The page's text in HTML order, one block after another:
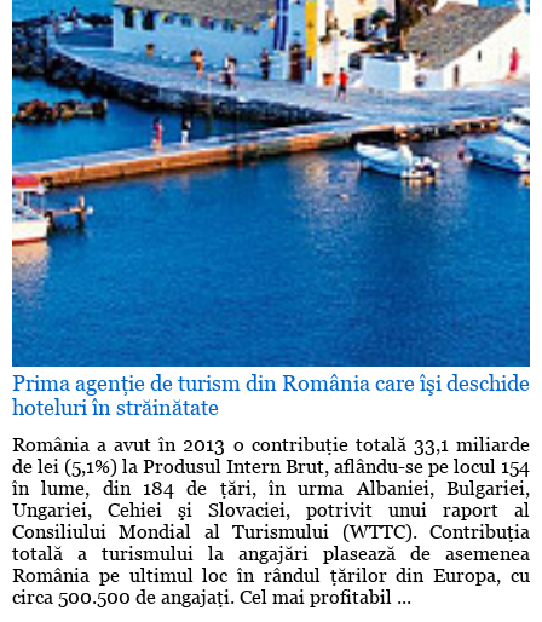
Prima agenţie de turism din România care îşi deschide
hoteluri în străinătate
România a avut în 2013 o contribuţie totală 33,1 miliarde
de lei (5,1%) la Produsul Intern Brut, aflându-se pe locul 154
în lume, din 184 de ţări, în urma Albaniei, Bulgariei,
Ungariei, Cehiei şi Slovaciei, potrivit unui raport al
Consiliului Mondial al Turismului (WTTC). Contribuţia
totală a turismului la angajări plasează de asemenea
România pe ultimul loc în rândul ţărilor din Europa, cu
circa 500.500 de angajaţi. Cel mai profitabil ...